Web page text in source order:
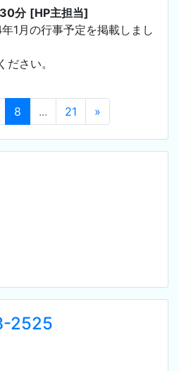
2525
分 [HP主担当]
1月の行事予定を掲載しまし
ださい。
8 ... 21 »